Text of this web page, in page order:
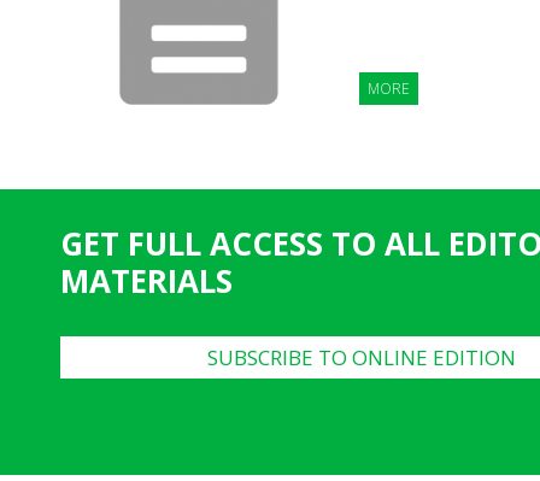
MORE
GET FULL ACCESS TO ALL
MATERIALS
SUBSCRIBE TO ONLINE EDITION